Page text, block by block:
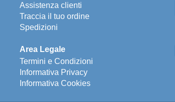
Assistenza clienti
Traccia il tuo ordine
Spedizioni
Area Legale
Termini e Condizioni
Informativa Privacy
Informativa Cookies